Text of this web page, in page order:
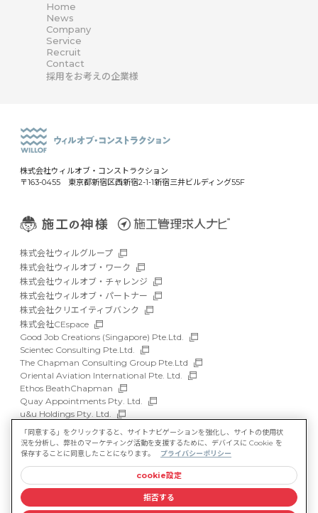
Home
News
Company
Service
Recruit
Contact
採用をお考えの企業様
株式会社ウィルオブ・コンストラクション
〒163-0455 東京都新宿区西新宿2-1-1新宿三井ビルディング55F
株式会社ウィルグループ
株式会社ウィルオブ・ワーク
株式会社ウィルオブ・チャレンジ
株式会社ウィルオブ・パートナー
株式会社クリエイティブバンク
株式会社CEspace
Good Job Creations (Singapore) Pte.Ltd.
Scientec Consulting Pte.Ltd.
The Chapman Consulting Group Pte.Ltd
Oriental Aviation International Pte. Ltd.
Ethos BeathChapman
Quay Appointments Pty. Ltd.
u&u Holdings Pty. Ltd.
DFP Recruitment Holdings Pty. Ltd.
Asia Recruit Holdings Sdn.Bhd.
WILLOF Vietnam Company Limited
サイトマップ
マルチステークホルダー方針
情報セキュリティ基本方針
プライバシーポリシー
「同意する」をクリックすると、サイトナビゲーションを強化し、サイトの使用状
況を分析し、弊社のマーケティング活動を支援するために、デバイスに Cookie を
保存することに同意したことになります。
プライバシーポリシー
cookie設定
拒否する